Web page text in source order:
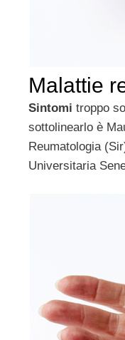
Malattie
Sintomi troppo
sottolinearlo è
Reumatologia
Universitaria